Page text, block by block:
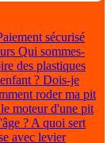
sécurisé
Qui sommes-
des plastiques
? Dois-je
roder ma pit
moteur d'une pit
? A quoi sert
avec levier